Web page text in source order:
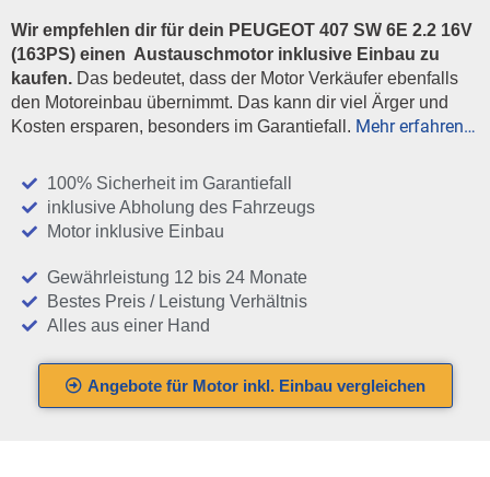
Wir empfehlen dir für dein PEUGEOT 407 SW 6E 2.2 16V
(163PS) einen Austauschmotor inklusive Einbau zu
kaufen. Das bedeutet, dass der Motor Verkäufer ebenfalls
den Motoreinbau übernimmt. Das kann dir viel Ärger und
Kosten ersparen, besonders im Garantiefall. Mehr erfahren…
100% Sicherheit im Garantiefall
inklusive Abholung des Fahrzeugs
Motor inklusive Einbau
Gewährleistung 12 bis 24 Monate
Bestes Preis / Leistung Verhältnis
Alles aus einer Hand
Angebote für Motor inkl. Einbau vergleichen